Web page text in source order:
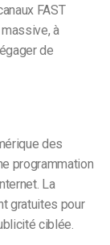
FAST
à
de
des
programmation
La
gratuites pour
ciblée.